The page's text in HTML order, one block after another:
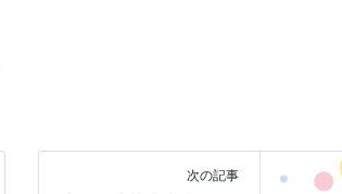
次の記事